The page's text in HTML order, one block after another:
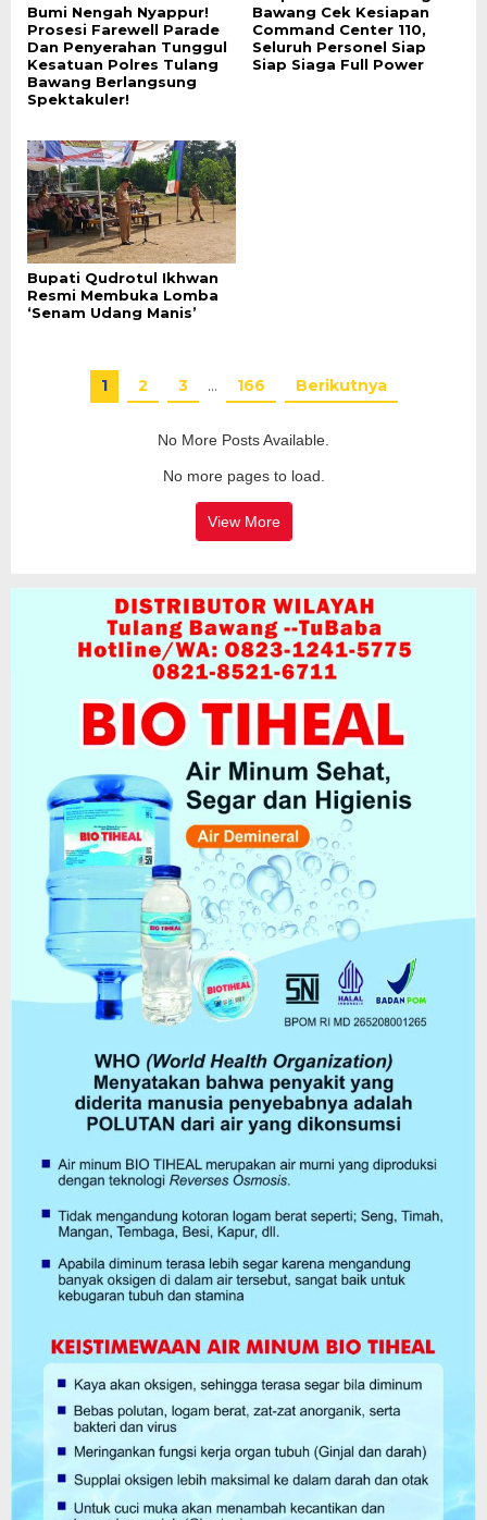
Bumi Nengah Nyappur!
Prosesi Farewell Parade
Dan Penyerahan Tunggul
Kesatuan Polres Tulang
Bawang Berlangsung
Spektakuler!
Bawang Cek Kesiapan
Command Center 110,
Seluruh Personel Siap
Siap Siaga Full Power
Bupati Qudrotul Ikhwan
Resmi Membuka Lomba
‘Senam Udang Manis’
1 2 3 … 166 Berikutnya
No More Posts Available.
No more pages to load.
View More